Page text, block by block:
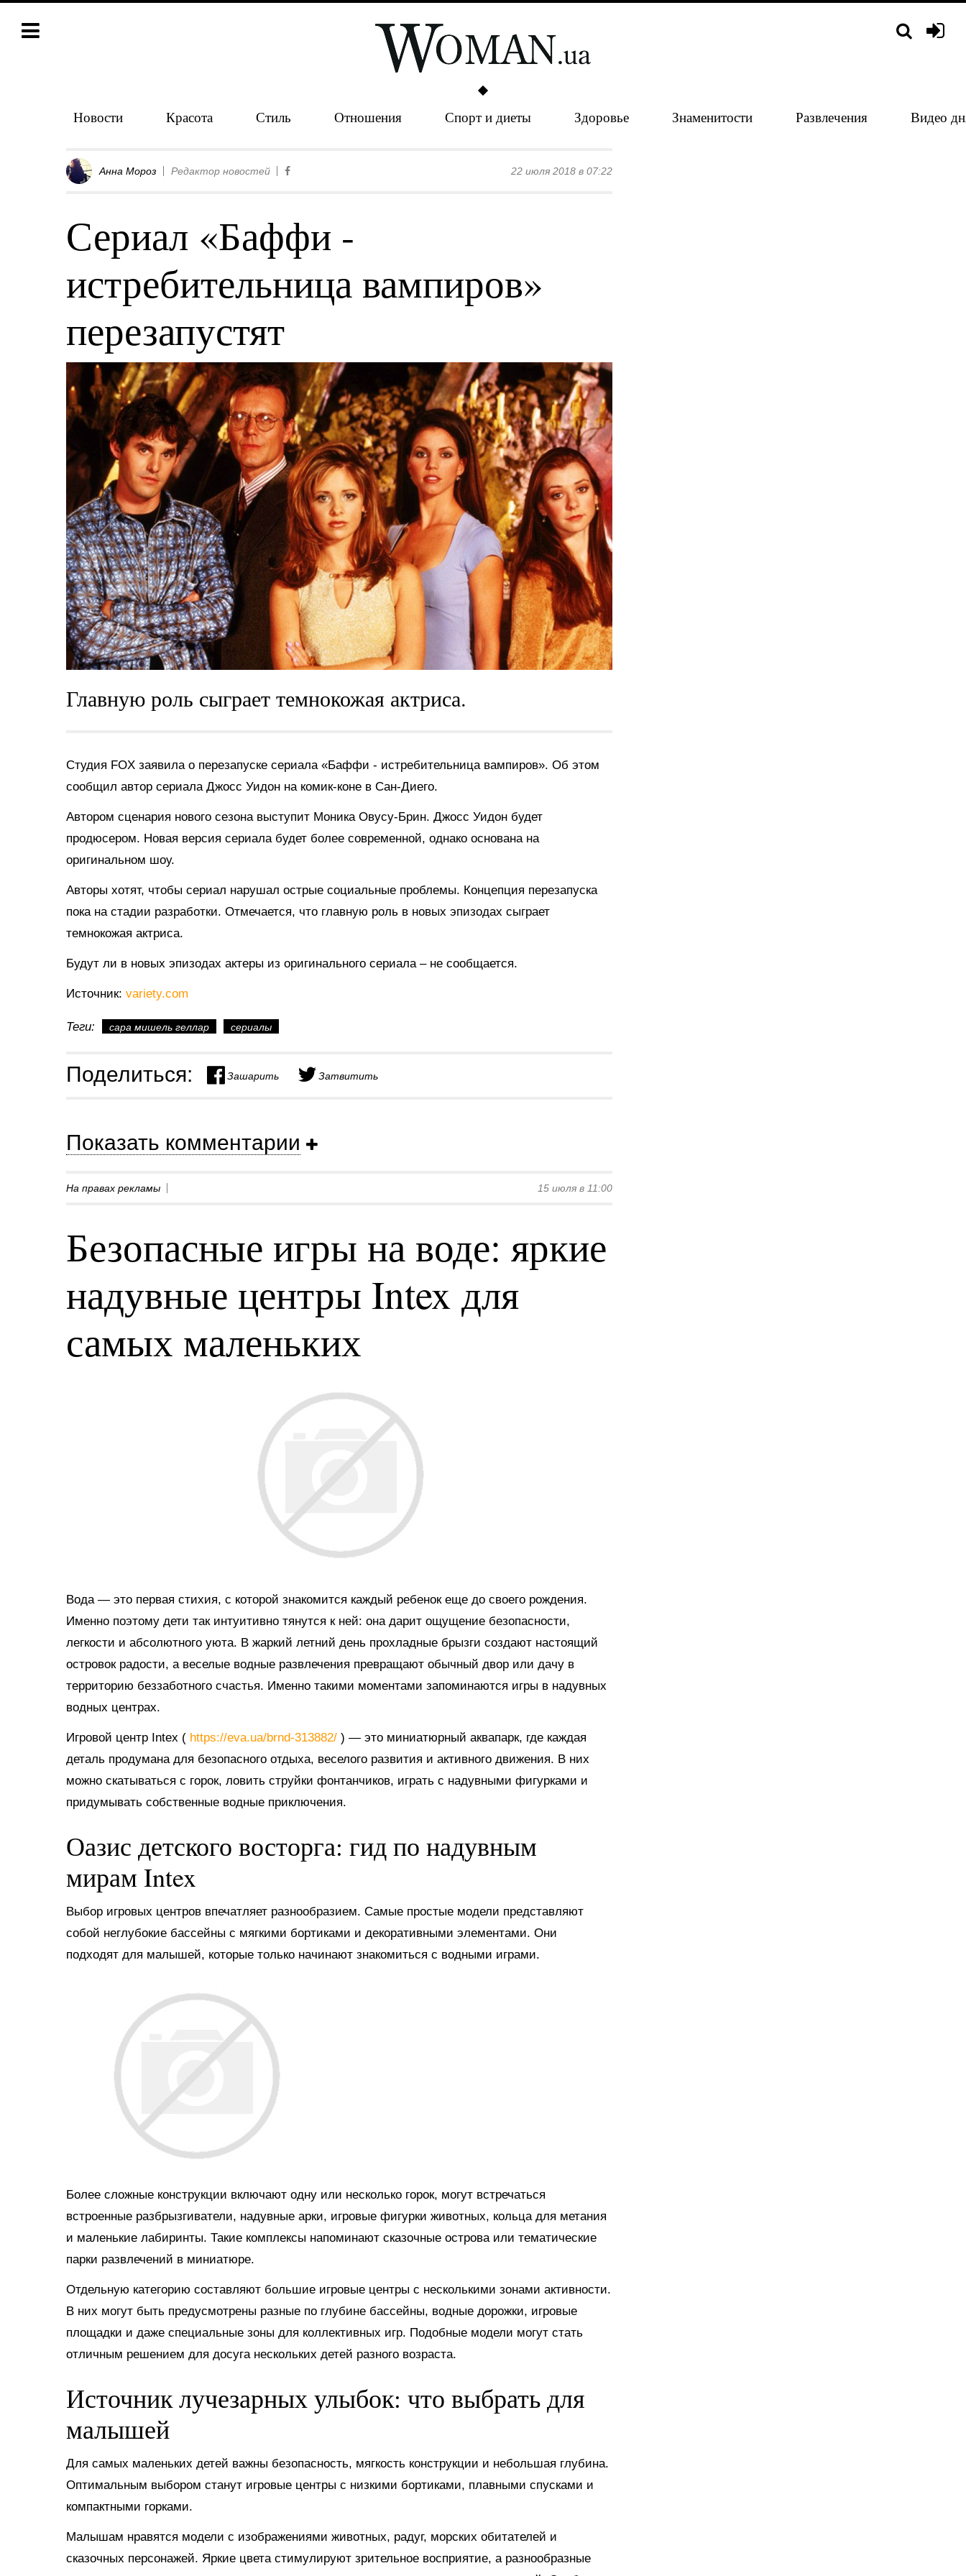
Новости Красота Стиль Отношения Спорт и диеты Здоровье Знаменитости Развлечения Видео
Анна Мороз Редактор новостей 22 июля 2018 в 07:22
Сериал «Баффи -
истребительница вампиров»
перезапустят
Главную роль сыграет темнокожая актриса.
Студия FOX заявила о перезапуске сериала «Баффи - истребительница вампиров». Об этом
сообщил автор сериала Джосс Уидон на комик-коне в Сан-Диего.
Автором сценария нового сезона выступит Моника Овусу-Брин. Джосс Уидон будет
продюсером. Новая версия сериала будет более современной, однако основана на
оригинальном шоу.
Авторы хотят, чтобы сериал нарушал острые социальные проблемы. Концепция перезапуска
пока на стадии разработки. Отмечается, что главную роль в новых эпизодах сыграет
темнокожая актриса.
Будут ли в новых эпизодах актеры из оригинального сериала – не сообщается.
Источник: variety.com
Теги: сара мишель геллар сериалы
Поделиться: Зашарить Затвитить
Показать комментарии
На правах рекламы 15 июля в 11:00
Безопасные игры на воде: яркие
надувные центры Intex для
самых маленьких
Вода — это первая стихия, с которой знакомится каждый ребенок еще до своего рождения.
Именно поэтому дети так интуитивно тянутся к ней: она дарит ощущение безопасности,
легкости и абсолютного уюта. В жаркий летний день прохладные брызги создают настоящий
островок радости, а веселые водные развлечения превращают обычный двор или дачу в
территорию беззаботного счастья. Именно такими моментами запоминаются игры в надувных
водных центрах.
Игровой центр Intex ( https://eva.ua/brnd-313882/ ) — это миниатюрный аквапарк, где каждая
деталь продумана для безопасного отдыха, веселого развития и активного движения. В них
можно скатываться с горок, ловить струйки фонтанчиков, играть с надувными фигурками и
придумывать собственные водные приключения.
Оазис детского восторга: гид по надувным
мирам Intex
Выбор игровых центров впечатляет разнообразием. Самые простые модели представляют
собой неглубокие бассейны с мягкими бортиками и декоративными элементами. Они
подходят для малышей, которые только начинают знакомиться с водными играми.
Более сложные конструкции включают одну или несколько горок, могут встречаться
встроенные разбрызгиватели, надувные арки, игровые фигурки животных, кольца для метания
и маленькие лабиринты. Такие комплексы напоминают сказочные острова или тематические
парки развлечений в миниатюре.
Отдельную категорию составляют большие игровые центры с несколькими зонами активности.
В них могут быть предусмотрены разные по глубине бассейны, водные дорожки, игровые
площадки и даже специальные зоны для коллективных игр. Подобные модели могут стать
отличным решением для досуга нескольких детей разного возраста.
Источник лучезарных улыбок: что выбрать для
малышей
Для самых маленьких детей важны безопасность, мягкость конструкции и небольшая глубина.
Оптимальным выбором станут игровые центры с низкими бортиками, плавными спусками и
компактными горками.
Малышам нравятся модели с изображениями животных, радуг, морских обитателей и
сказочных персонажей. Яркие цвета стимулируют зрительное восприятие, а разнообразные